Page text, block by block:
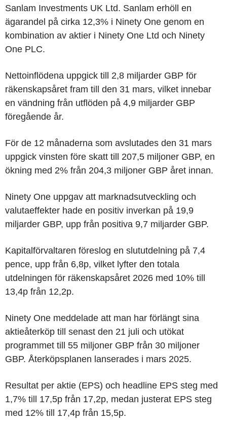
Sanlam Investments UK Ltd. Sanlam erhöll en
ägarandel på cirka 12,3% i Ninety One genom en
kombination av aktier i Ninety One Ltd och Ninety
One PLC.
Nettoinflödena uppgick till 2,8 miljarder GBP för
räkenskapsåret fram till den 31 mars, vilket innebar
en vändning från utflöden på 4,9 miljarder GBP
föregående år.
För de 12 månaderna som avslutades den 31 mars
uppgick vinsten före skatt till 207,5 miljoner GBP, en
ökning med 2% från 204,3 miljoner GBP året innan.
Ninety One uppgav att marknadsutveckling och
valutaeffekter hade en positiv inverkan på 19,9
miljarder GBP, upp från positiva 9,7 miljarder GBP.
Kapitalförvaltaren föreslog en slututdelning på 7,4
pence, upp från 6,8p, vilket lyfter den totala
utdelningen för räkenskapsåret 2026 med 10% till
13,4p från 12,2p.
Ninety One meddelade att man har förlängt sina
aktieåterköp till senast den 21 juli och utökat
programmet till 55 miljoner GBP från 30 miljoner
GBP. Återköpsplanen lanserades i mars 2025.
Resultat per aktie (EPS) och headline EPS steg med
1,7% till 17,5p från 17,2p, medan justerat EPS steg
med 12% till 17,4p från 15,5p.